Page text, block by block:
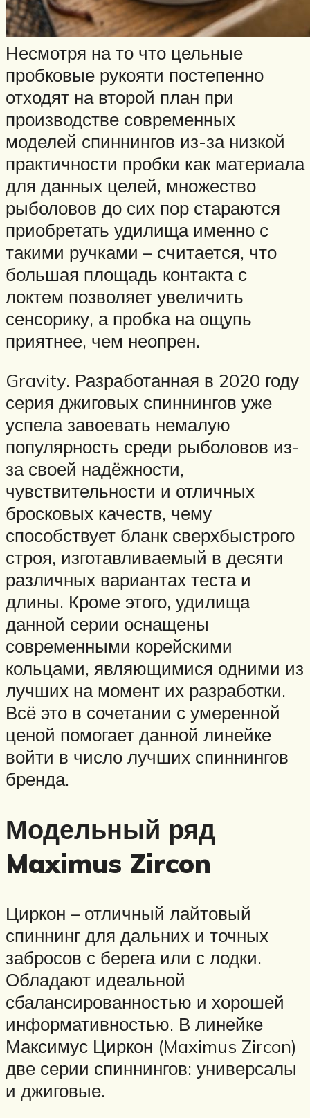
Несмотря на то что цельные
пробковые рукояти постепенно
отходят на второй план при
производстве современных
моделей спиннингов из-за низкой
практичности пробки как материала
для данных целей, множество
рыболовов до сих пор стараются
приобретать удилища именно с
такими ручками – считается, что
большая площадь контакта с
локтем позволяет увеличить
сенсорику, а пробка на ощупь
приятнее, чем неопрен.
Gravity. Разработанная в 2020 году
серия джиговых спиннингов уже
успела завоевать немалую
популярность среди рыболовов из-
за своей надёжности,
чувствительности и отличных
бросковых качеств, чему
способствует бланк сверхбыстрого
строя, изготавливаемый в десяти
различных вариантах теста и
длины. Кроме этого, удилища
данной серии оснащены
современными корейскими
кольцами, являющимися одними из
лучших на момент их разработки.
Всё это в сочетании с умеренной
ценой помогает данной линейке
войти в число лучших спиннингов
бренда.
Модельный ряд
Maximus Zircon
Циркон – отличный лайтовый
спиннинг для дальних и точных
забросов с берега или с лодки.
Обладают идеальной
сбалансированностью и хорошей
информативностью. В линейке
Максимус Циркон (Maximus Zircon)
две серии спиннингов: универсалы
и джиговые.